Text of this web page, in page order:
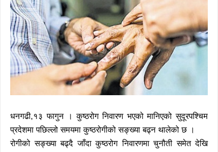
धनगढी,१३ फागुन । कुष्ठरोग निवारण भएको मानिएको सुदूरपश्चिम
प्रदेशमा पछिल्लो समयमा कुष्ठरोगीको सङ्ख्या बढ्न थालेको छ ।
रोगीको सङ्ख्या बढ्दै जाँदा कुष्ठरोग निवारणमा चुनौती समेत देखि